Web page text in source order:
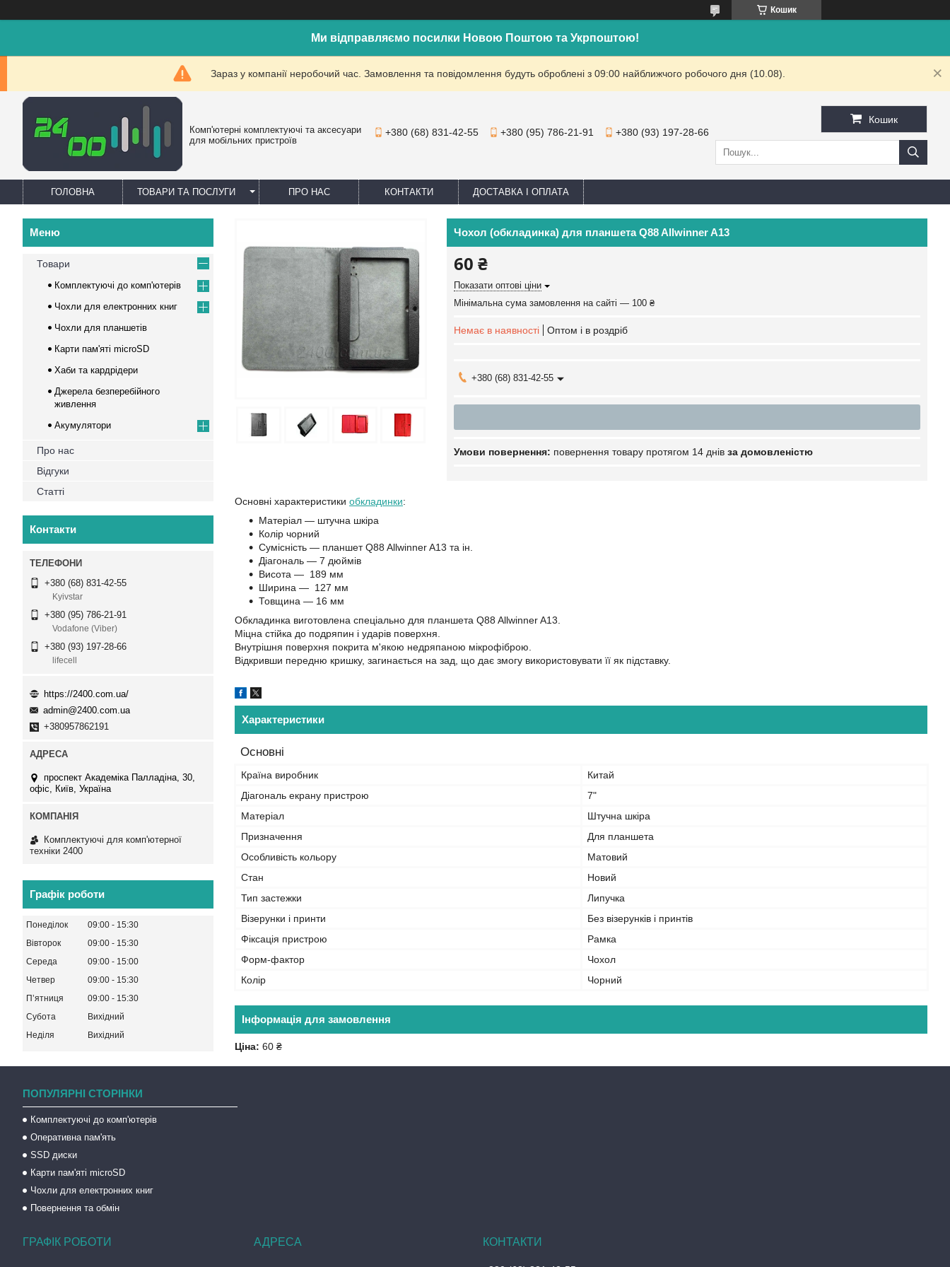
Кошик
Ми відправляємо посилки Новою Поштою та Укрпоштою!
Зараз у компанії неробочий час. Замовлення та повідомлення будуть оброблені з 09:00 найближчого робочого дня (10.08).
Комп'ютерні комплектуючі та аксесуари
для мобільних пристроїв
+380 (68) 831-42-55 +380 (95) 786-21-91 +380 (93) 197-28-66
Кошик
ГОЛОВНА ТОВАРИ ТА ПОСЛУГИ ПРО НАС КОНТАКТИ ДОСТАВКА І ОПЛАТА
Чохол (обкладинка) для планшета Q88 Allwinner A13
60 ₴
Показати оптові ціни
Мінімальна сума замовлення на сайті — 100 ₴
Немає в наявності Оптом і в роздріб
+380 (68) 831-42-55
повернення товару протягом 14 днів за домовленістю
Основні характеристики обкладинки:
Матеріал — штучна шкіра
Колір чорний
Сумісність — планшет Q88 Allwinner A13 та ін.
Діагональ — 7 дюймів
Висота — 189 мм
Ширина — 127 мм
Товщина — 16 мм
Обкладинка виготовлена спеціально для планшета Q88 Allwinner A13.
Міцна стійка до подряпин і ударів поверхня.
Внутрішня поверхня покрита м'якою недряпаною мікрофіброю.
Відкривши передню кришку, загинається на зад, що дає змогу використовувати її як підставку.
Характеристики
Основні
Країна виробник
Китай
Діагональ екрану пристрою
7"
Матеріал
Штучна шкіра
Призначення
Для планшета
Особливість кольору
Матовий
Стан
Новий
Тип застежки
Липучка
Візерунки і принти
Без візерунків і принтів
Фіксація пристрою
Рамка
Форм-фактор
Чохол
Колір
Чорний
Інформація для замовлення
Ціна: 60 ₴
Товари
Комплектуючі до комп'ютерів
Чохли для електронних книг
Чохли для планшетів
Карти пам'яті microSD
Хаби та кардрідери
Джерела безперебійного
живлення
Акумулятори
Про нас
Відгуки
Статті
Контакти
+380 (68) 831-42-55
Kyivstar
+380 (95) 786-21-91
Vodafone (Viber)
+380 (93) 197-28-66
lifecell
https://2400.com.ua/
admin@2400.com.ua
+380957862191
проспект Академіка Палладіна, 30,
офіс, Київ, Україна
Комплектуючі для комп'ютерної
техніки 2400
Графік роботи
Понеділок 09:00
15:30
Вівторок
09:00
15:30
Середа
09:00
15:00
Четвер
09:00
15:30
Пʼятниця
09:00
15:30
Субота
Вихідний
Неділя
Вихідний
ПОПУЛЯРНІ СТОРІНКИ
Комплектуючі до комп'ютерів
Оперативна пам'ять
SSD диски
Карти пам'яті microSD
Чохли для електронних книг
Повернення та обмін
ГРАФІК РОБОТИ